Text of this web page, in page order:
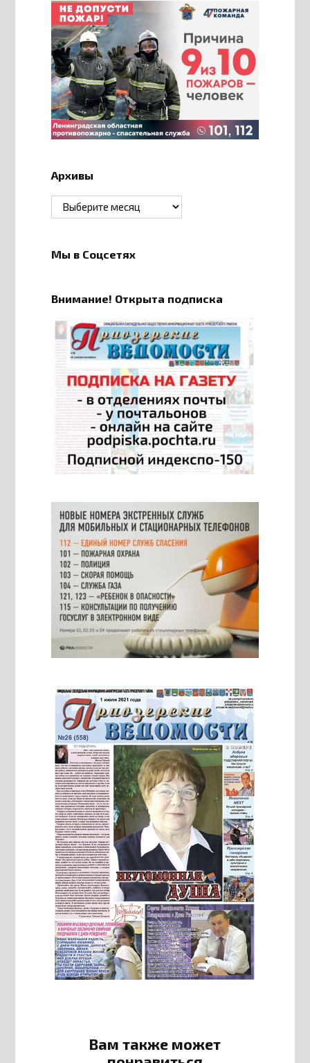
Архивы
Архивы
Мы в Соцсетях
Внимание! Открыта подписка
Вам также может